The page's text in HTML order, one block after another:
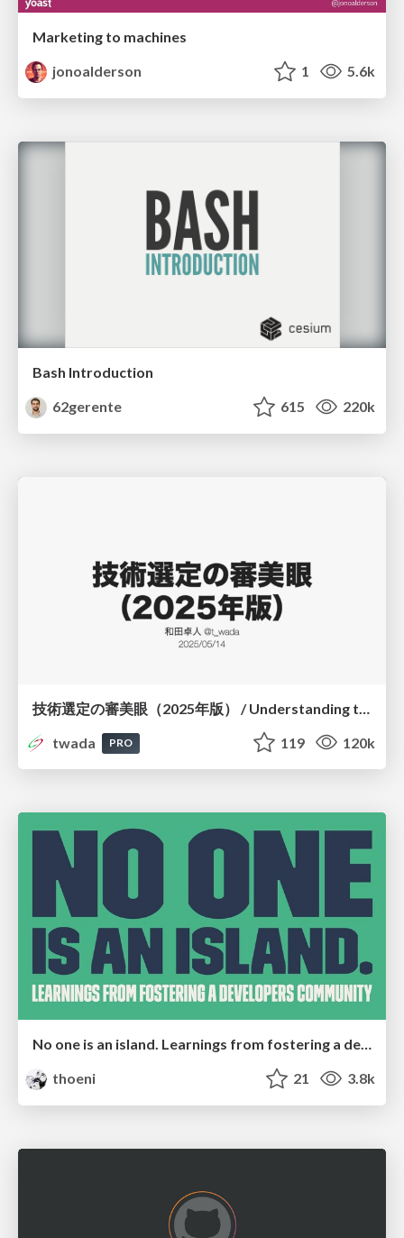
Marketing to machines
jonoalderson
1 5.6k
Bash Introduction
62gerente
615 220k
twada
PRO 119 120k
No one is an island. Learnings from fostering a developers community.
thoeni
21 3.8k